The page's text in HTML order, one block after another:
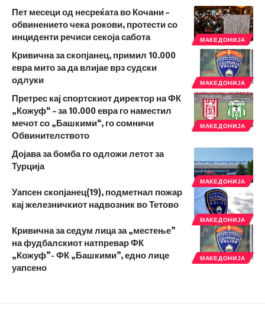
МАКЕДОНИЈА
Пет месеци од несреќата во Кочани –
обвинението чека рокови, протести со
инциденти речиси секоја сабота
МАКЕДОНИЈА
Кривична за скопјанец, примил 10.000
евра мито за да влијае врз судски
одлуки
МАКЕДОНИЈА
Претрес кај спортскиот директор на ФК
„Кожуф“ – за 10.000 евра го наместил
мечот со „Башкими“, го сомничи
Обвинителството
МАКЕДОНИЈА
Дојава за бомба го одложи летот за
Турција
МАКЕДОНИЈА
Уапсен скопјанец(19), подметнал пожар
кај железничкиот надвозник во Тетово
МАКЕДОНИЈА
Кривична за седум лица за „местење”
на фудбалскиот натпревар ФК
„Кожуф”- ФК „Башкими”, едно лице
уапсено